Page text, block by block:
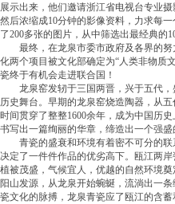
展示出来，他们邀请浙江省电视台专业
然后浓缩成10分钟的影像资料，力求每
了200多张的图片，从中筛选出最经典的
最终，在龙泉市委市政府及各界的努
化两个项目被文化部确定为“人类非物质
瓷终于有机会走进联合国！
龙泉窑发轫于三国两晋，兴于五代，
历史舞台。早期的龙泉窑烧造陶器，从
时间贯穿了整整1600余年，成为中国历
书写出一篇绚丽的华章，缔造出一个强盛
青瓷的盛衰和环境有着密不可分的联
决定了一件件作品的优劣高下。瓯江两
植被茂盛，气候宜人，优越的自然环境
阳山发源，从龙泉开始蜿蜒，流淌出一
瓷文化的脉搏，龙泉青瓷应了瓯江的含